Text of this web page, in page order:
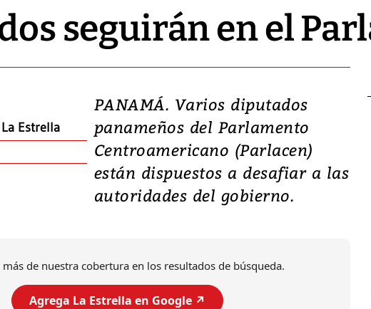
seguirán en el
Estrella
PANAMÁ. Varios diputados
panameños del Parlamento
Centroamericano (Parlacen)
están dispuestos a desafiar a las
autoridades del gobierno.
más de nuestra cobertura en los resultados de búsqueda.
Agrega La Estrella en Google ↗️
Video, Japón: Terremoto
deja heridos y graves
daños en Kumamoto